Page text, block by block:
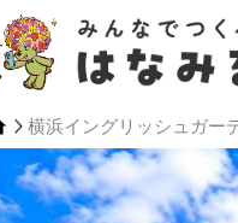
横浜イングリッシュガー